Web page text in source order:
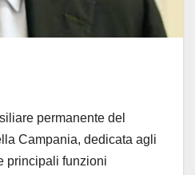
permanente del
Campania, dedicata agli
principali funzioni